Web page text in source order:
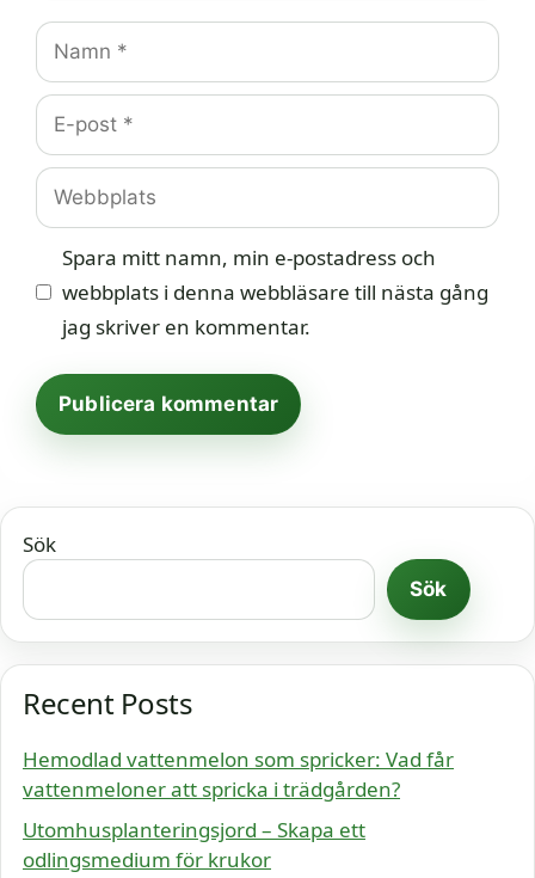
Namn
E-
post
Webbplats
Spara mitt namn, min e-postadress och
webbplats i denna webbläsare till nästa gång
jag skriver en kommentar.
Sök
Sök
Recent Posts
Hemodlad vattenmelon som spricker: Vad får
vattenmeloner att spricka i trädgården?
Utomhusplanteringsjord – Skapa ett
odlingsmedium för krukor